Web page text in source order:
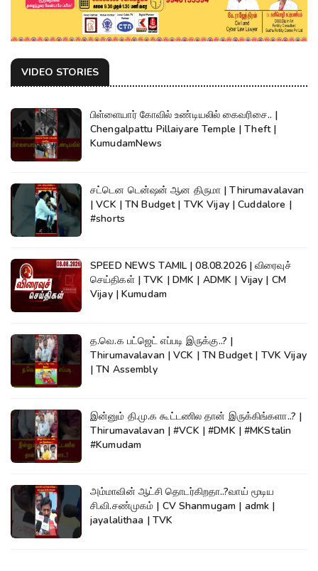
VIDEO STORIES
பிள்ளையார் கோவில் உண்டியலில் கைவரிசை.. |
Chengalpattu Pillaiyare Temple | Theft |
KumudamNews
சட்டென டென்ஷன் ஆன திருமா | Thirumavalavan
| VCK | TN Budget | TVK Vijay | Cuddalore |
#shorts
SPEED NEWS TAMIL | 08.08.2026 | விரைவுச்
செய்திகள் | TVK | DMK | ADMK | Vijay | CM
Vijay | Kumudam
த.வெ.க பட்ஜெட் எப்படி இருக்கு..? |
Thirumavalavan | VCK | TN Budget | TVK Vijay
| TN Assembly
இன்னும் தி.மு.க கூட்டணில தான் இருக்கிங்களா..? |
Thirumavalavan | #VCK | #DMK | #MKStalin
#Kumudam
அம்மாவின் ஆட்சி தொடர்கிறதா..?வாய் மூடிய
சி.வி.சண்முகம் | CV Shanmugam | admk |
jayalalithaa | TVK